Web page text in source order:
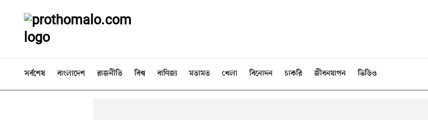
সর্বশেষ বাংলাদেশ রাজনীতি বিশ্ব বাণিজ্য মতামত খেলা বিনোদন চাকরি জীবনযাপন ভিডিও